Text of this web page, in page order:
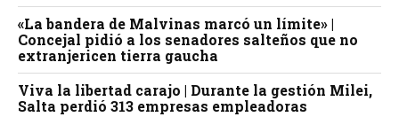
«La bandera de Malvinas marcó un límite» |
Concejal pidió a los senadores salteños que no
extranjericen tierra gaucha
Viva la libertad carajo | Durante la gestión Milei,
Salta perdió 313 empresas empleadoras